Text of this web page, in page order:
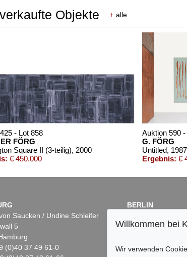
Objekte + alle
- Lot 858
FÖRG
Square II (3-teilig), 2000
€ 450.000
Auktion 590
G. FÖRG
Untitled, 1987
Ergebnis: €
Saucken / Undine Schleifer
5
(0)40 37 49 61-0
BERLIN
Fasanenstr. 70
Tel.: +49 (0)30 88
Willkommen bei
Wir verwenden